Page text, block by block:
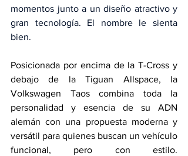
momentos junto a un diseño atractivo y
gran tecnología. El nombre le sienta
bien.
Posicionada por encima de la T-Cross y
debajo de la Tiguan Allspace, la
Volkswagen Taos combina toda la
personalidad y esencia de su ADN
alemán con una propuesta moderna y
versátil para quienes buscan un vehículo
funcional, pero con estilo.